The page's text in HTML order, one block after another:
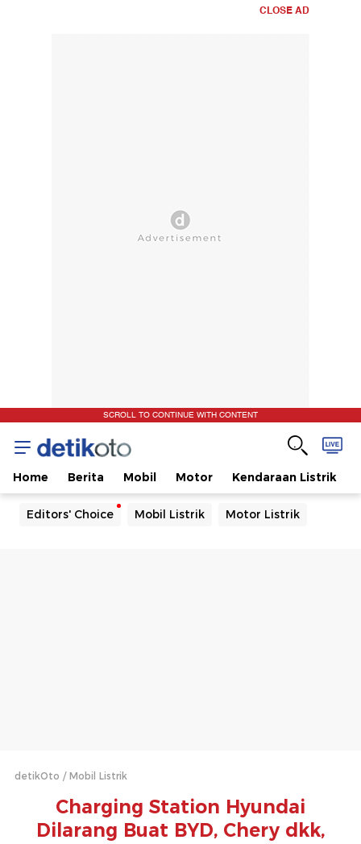
CLOSE AD
SCROLL TO CONTINUE WITH CONTENT
Home Berita Mobil Motor Kendaraan Listrik
Editors' Choice Mobil Listrik Motor Listrik
detikOto Mobil Listrik
Charging Station Hyundai
Dilarang Buat BYD, Chery dkk,